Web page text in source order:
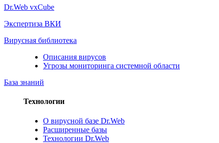
Dr.Web vxCube
Экспертиза ВКИ
Вирусная библиотека
Описания вирусов
Угрозы мониторинга системной области
База знаний
Технологии
О вирусной базе Dr.Web
Расширенные базы
Технологии Dr.Web